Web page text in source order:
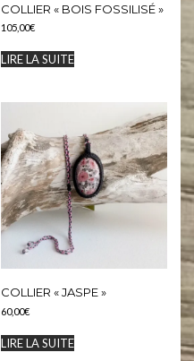
COLLIER « BOIS FOSSILISÉ »
105,00€
LIRE LA SUITE
COLLIER « JASPE »
60,00€
LIRE LA SUITE